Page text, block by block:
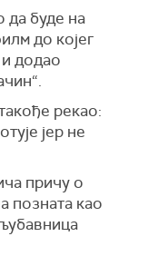
да буде на
до којег
и додао
рекао:
јер не
причу о
позната као